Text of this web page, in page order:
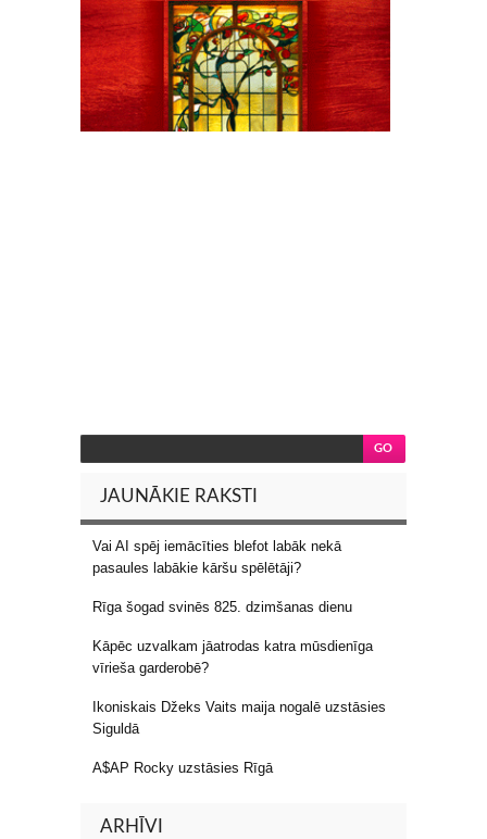
JAUNĀKIE RAKSTI
Vai AI spēj iemācīties blefot labāk nekā
pasaules labākie kāršu spēlētāji?
Rīga šogad svinēs 825. dzimšanas dienu
Kāpēc uzvalkam jāatrodas katra mūsdienīga
vīrieša garderobē?
Ikoniskais Džeks Vaits maija nogalē uzstāsies
Siguldā
A$AP Rocky uzstāsies Rīgā
ARHĪVI